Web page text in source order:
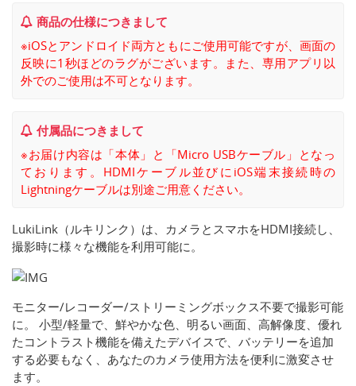
商品の仕様につきまして
※iOSとアンドロイド両方ともにご使用可能ですが、画面の
反映に1秒ほどのラグがございます。また、専用アプリ以
外でのご使用は不可となります。
付属品につきまして
※お届け内容は「本体」と「Micro USBケーブル」となっ
ております。HDMIケーブル並びにiOS端末接続時の
Lightningケーブルは別途ご用意ください。
LukiLink（ルキリンク）は、カメラとスマホをHDMI接続し、
撮影時に様々な機能を利用可能に。
モニター/レコーダー/ストリーミングボックス不要で撮影可能
に。 小型/軽量で、鮮やかな色、明るい画面、高解像度、優れ
たコントラスト機能を備えたデバイスで、バッテリーを追加
する必要もなく、あなたのカメラ使用方法を便利に激変させ
ます。